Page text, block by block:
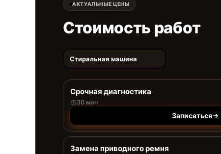
АКТУАЛЬНЫЕ ЦЕНЫ
Стоимость работ
Стиральная машина
Срочная диагностика
30 мин
Записаться
Замена приводного ремня